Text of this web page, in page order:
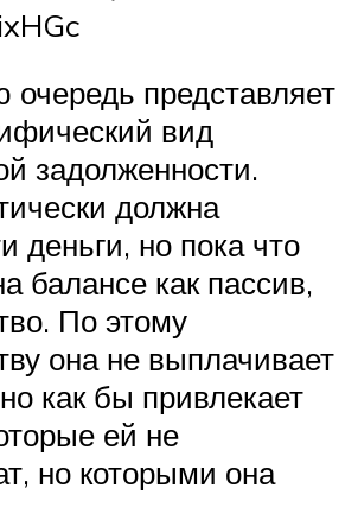
представляет
вид
задолженности.
должна
деньги, но пока что
балансе как пассив,
По этому
она не выплачивает
как бы привлекает
ей не
но которыми она